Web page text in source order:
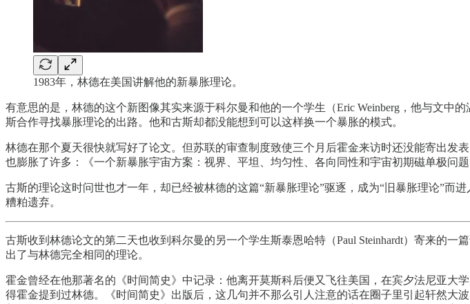
1983年，林德在美国讲解他的新暴胀理论。
有意思的是，林德的这个新图像其实来源于科尔曼和他的一个学生（Eric Weinberg，他与文中
斯合作寻找暴胀理论的出路。他和古斯却都没能想到可以这样换一个暴胀的模式。
林德在那个夏天很快就写好了论文。但苏联的审查制度致使三个月后霍金来访时还没能寄出
也膨胀了许多：《一个新暴胀宇宙方案：视界、平坦、均匀性、各向同性和宇宙初期磁单极问题
古斯的理论这时问世也才一年，却已经被林德的这篇“新暴胀理论”驱逐，成为“旧暴胀理论”而
糟粕遗弃。
古斯收到林德论文的第二天也收到科尔曼的另一个学生斯泰恩哈特（Paul Steinhardt）寄来的一
出了与林德完全相同的理论。
霍金曾经在他那著名的《时间简史》中记录：他离开莫斯科后便又飞往美国，在宾夕法尼亚
得霍金提到过林德。《时间简史》出版后，这几句并不那么引人注意的话在圈子里引起轩然